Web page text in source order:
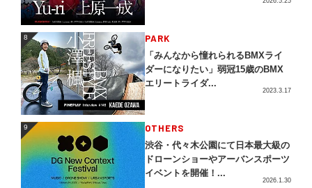
8 PARK
「みんなから憧れられるBMXライ
ダーになりたい」弱冠15歳のBMX
エリートライダ...
2023.3.17
9 OTHERS
渋谷・代々木公園にて日本最大級の
ドローンショーやアーバンスポーツ
イベントを開催！...
2026.1.30